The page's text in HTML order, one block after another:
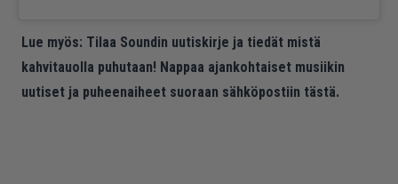
Lue myös: Tilaa Soundin uutiskirje ja tiedät mistä
kahvitauolla puhutaan! Nappaa ajankohtaiset musiikin
uutiset ja puheenaiheet suoraan sähköpostiin tästä.